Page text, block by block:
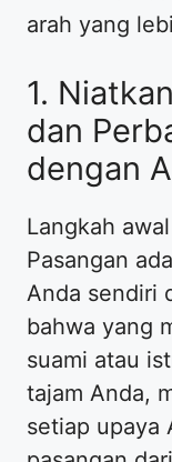
arah yang
1.
dan
dengan
Langkah
Pasangan
Anda sendiri
bahwa yang
suami atau
tajam Anda,
setiap upaya